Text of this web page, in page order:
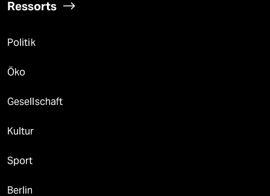
Ressorts
Politik
Öko
Gesellschaft
Kultur
Sport
Berlin